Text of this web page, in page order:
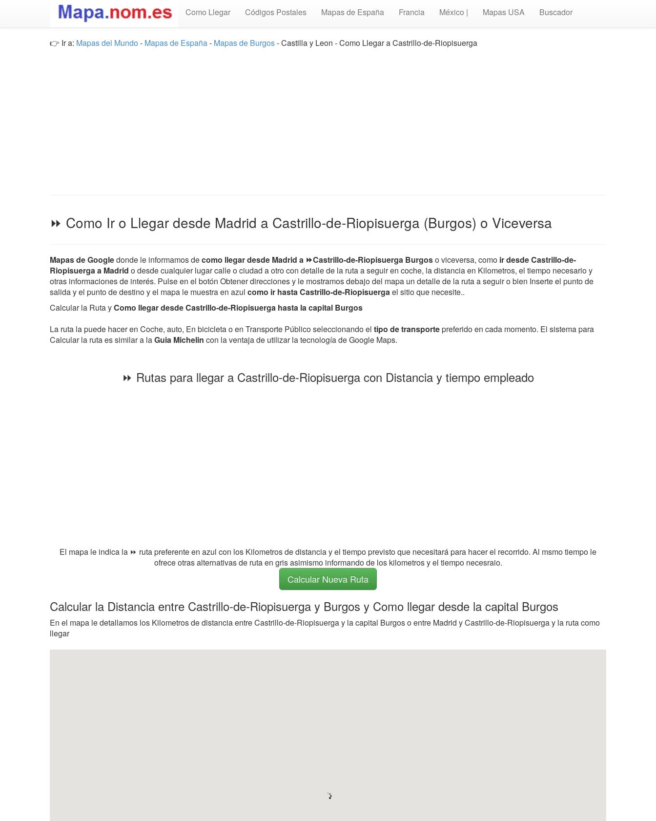
Como Llegar Códigos Postales Mapas de España Francia México | Mapas USA Buscador
👉 Ir a: Mapas del Mundo - Mapas de España- Mapas de Burgos- Castilla y Leon - Como Llegar a Castrillo-de-Riopisuerga
⏩ Como Ir o Llegar desde Madrid a Castrillo-de-Riopisuerga (Burgos) o Viceversa
Mapas de Googledonde le informamos decomo llegar desde Madrid a ⏩Castrillo-de-Riopisuerga Burgoso viceversa, como ir desde Castrillo-de-
Riopisuerga a Madrid o desde cualquier lugar calle o ciudad a otro con detalle de la ruta a seguir en coche, la distancia en Kilometros, el tiempo necesario y
otras informaciones de interés. Pulse en el botón Obtener direcciones y le mostramos debajo del mapa un detalle de la ruta a seguir o bien Inserte el punto de
salida y el punto de destino y el mapa le muestra en azul como ir hasta Castrillo-de-Riopisuergael sitio que necesite..
Calcular la Ruta yComo llegar desde Castrillo-de-Riopisuerga hasta la capital Burgos
La ruta la puede hacer en Coche, auto, En bicicleta o en Transporte Público seleccionando el tipo de transportepreferido en cada momento. El sistema para
Calcular la ruta es similar a laGuia Michelin con la ventaja de utilizar la tecnología de Google Maps.
⏩ Rutas para llegar a Castrillo-de-Riopisuerga con Distancia y tiempo empleado
El mapa le indica la ⏩ ruta preferente en azul con los Kilometros de distancia y el tiempo previsto que necesitará para hacer el recorrido. Al msmo tiempo le
ofrece otras alternativas de ruta en gris asimismo informando de los kilometros y el tiempo necesraio.
Calcular Nueva Ruta
Calcular la Distancia entre Castrillo-de-Riopisuerga y Burgos y Como llegar desde la capital Burgos
En el mapa le detallamos los Kilometros de distancia entre Castrillo-de-Riopisuerga y la capital Burgos o entre Madrid y Castrillo-de-Riopisuerga y la ruta como
llegar